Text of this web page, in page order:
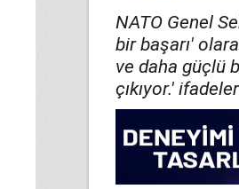
NATO Genel
bir başarı'
ve daha güçlü
çıkıyor.'